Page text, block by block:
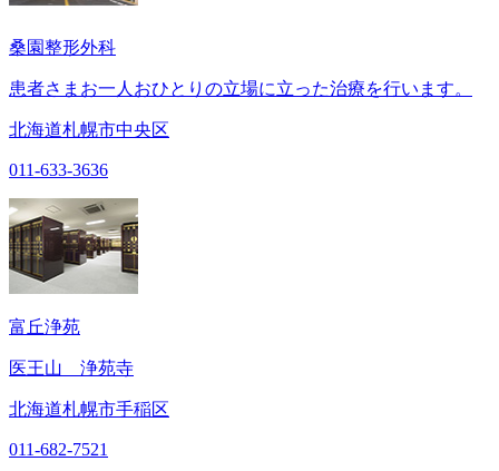
桑園整形外科
患者さまお一人おひとりの立場に立った治療を行います。
北海道札幌市中央区
011-633-3636
富丘浄苑
医王山 浄苑寺
北海道札幌市手稲区
011-682-7521